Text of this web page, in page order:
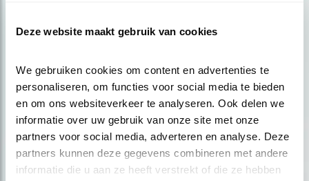
Deze website maakt gebruik van cookies
We gebruiken cookies om content en advertenties te
personaliseren, om functies voor social media te bieden
en om ons websiteverkeer te analyseren. Ook delen we
informatie over uw gebruik van onze site met onze
partners voor social media, adverteren en analyse. Deze
partners kunnen deze gegevens combineren met andere
informatie die u aan ze heeft verstrekt of die ze hebben